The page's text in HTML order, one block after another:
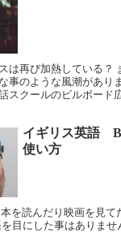
は再び加熱している？
事のような風潮があり
スクールのビルボード
イギリス英語
使い方
を読んだり映画を見
目にした事はありませ